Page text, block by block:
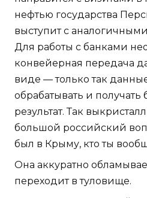
нефтью государства
выступит с
Для работы с банками
конвейерная передача
виде — только так
обрабатывать и
результат. Так
большой российский
был в Крыму, кто ты
Она аккуратно
переходит в туловище.